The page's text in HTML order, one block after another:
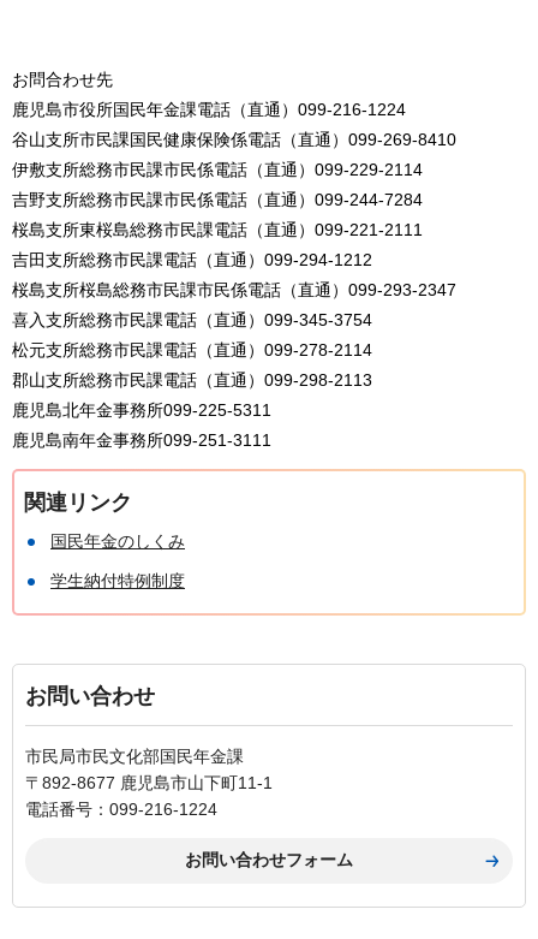
お問合わせ先
鹿児島市役所国民年金課電話（直通）099-216-1224
谷山支所市民課国民健康保険係電話（直通）099-269-8410
伊敷支所総務市民課市民係電話（直通）099-229-2114
吉野支所総務市民課市民係電話（直通）099-244-7284
桜島支所東桜島総務市民課電話（直通）099-221-2111
吉田支所総務市民課電話（直通）099-294-1212
桜島支所桜島総務市民課市民係電話（直通）099-293-2347
喜入支所総務市民課電話（直通）099-345-3754
松元支所総務市民課電話（直通）099-278-2114
郡山支所総務市民課電話（直通）099-298-2113
鹿児島北年金事務所099-225-5311
鹿児島南年金事務所099-251-3111
関連リンク
国民年金のしくみ
学生納付特例制度
お問い合わせ
市民局市民文化部国民年金課
〒892-8677 鹿児島市山下町11-1
電話番号：099-216-1224